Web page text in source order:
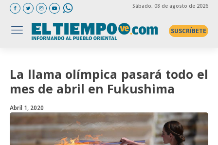
Sábado, 08 de agosto de 2026
SUSCRÍBETE
La llama olímpica pasará todo el
mes de abril en Fukushima
Abril 1, 2020